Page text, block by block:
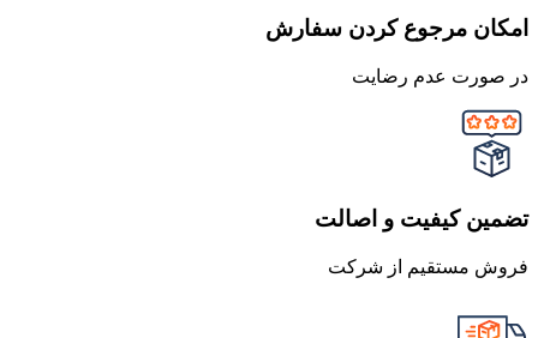
امکان مرجوع کردن سفارش
در صورت عدم رضایت
تضمین کیفیت و اصالت
فروش مستقیم از شرکت